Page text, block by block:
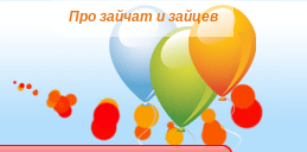
Про зайчат и зайцев